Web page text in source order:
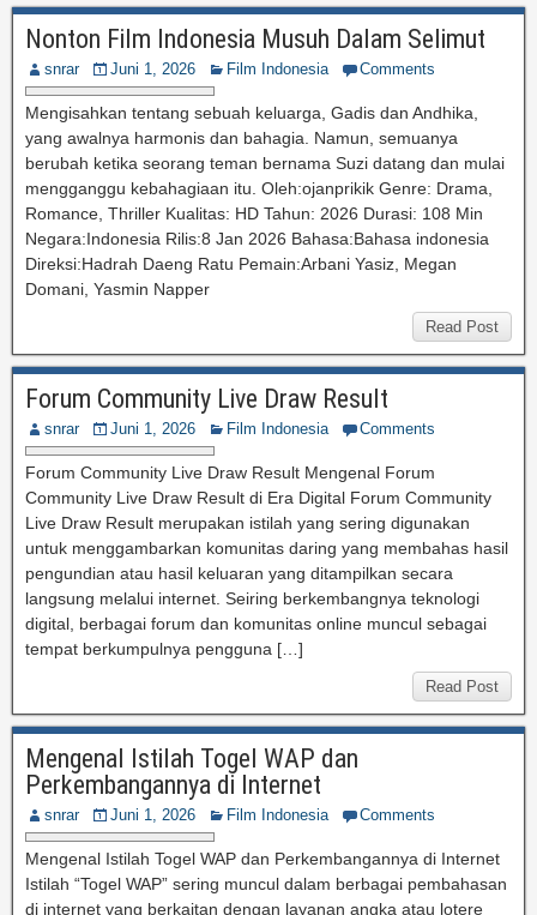
Nonton Film Indonesia Musuh Dalam Selimut
snrar Juni 1, 2026 Film Indonesia Comments
Mengisahkan tentang sebuah keluarga, Gadis dan Andhika,
yang awalnya harmonis dan bahagia. Namun, semuanya
berubah ketika seorang teman bernama Suzi datang dan mulai
mengganggu kebahagiaan itu. Oleh:ojanprikik Genre: Drama,
Romance, Thriller Kualitas: HD Tahun: 2026 Durasi: 108 Min
Negara:Indonesia Rilis:8 Jan 2026 Bahasa:Bahasa indonesia
Direksi:Hadrah Daeng Ratu Pemain:Arbani Yasiz, Megan
Domani, Yasmin Napper
Read Post
Forum Community Live Draw Result
snrar Juni 1, 2026 Film Indonesia Comments
Forum Community Live Draw Result Mengenal Forum
Community Live Draw Result di Era Digital Forum Community
Live Draw Result merupakan istilah yang sering digunakan
untuk menggambarkan komunitas daring yang membahas hasil
pengundian atau hasil keluaran yang ditampilkan secara
langsung melalui internet. Seiring berkembangnya teknologi
digital, berbagai forum dan komunitas online muncul sebagai
tempat berkumpulnya pengguna […]
Read Post
Mengenal Istilah Togel WAP dan
Perkembangannya di Internet
snrar Juni 1, 2026 Film Indonesia Comments
Mengenal Istilah Togel WAP dan Perkembangannya di Internet
Istilah “Togel WAP” sering muncul dalam berbagai pembahasan
di internet yang berkaitan dengan layanan angka atau lotere